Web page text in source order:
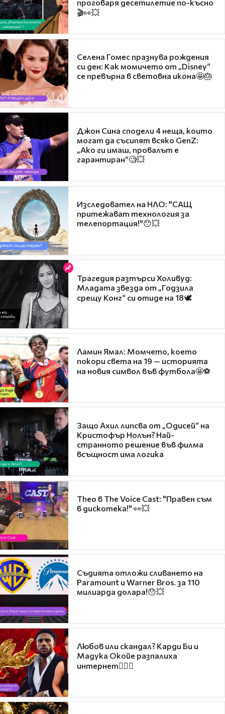
проговаря десетилетие по-късно
🎬👀💥
Селена Гомес празнува рождения
си ден: Как момичето от „Disney“
се превърна в световна икона🤩🎂
Джон Сина сподели 4 неща, които
могат да съсипят всяко GenZ:
„Ако ги имаш, провалът е
гарантиран“🧐💥
Изследовател на НЛО: "САЩ
притежават технология за
телепортация!"😯💥
Трагедия разтърси Холивуд:
Младата звезда от „Годзила
срещу Конг“ си отиде на 18🕊️
Ламин Ямал: Момчето, което
покори света на 19 — историята
на новия символ във футбола🤩⚽
Защо Ахил липсва от „Одисей“ на
Кристофър Нолън? Най-
странното решение във филма
всъщност има логика
Theo в The Voice Cast: "Правен съм
в дискотека!" 👀💥
Съдията отложи сливането на
Paramount и Warner Bros. за 110
милиарда долара!😯💥
Любов или скандал? Карди Би и
Мадука Окойе разпалиха
интернет❤️‍🔥🔥